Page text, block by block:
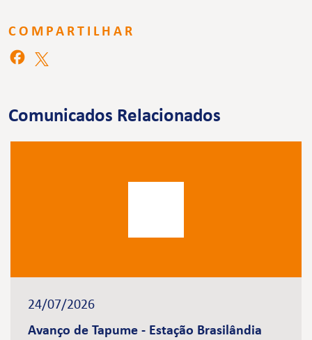
COMPARTILHAR
Comunicados Relacionados
24/07/2026
Avanço de Tapume - Estação Brasilândia